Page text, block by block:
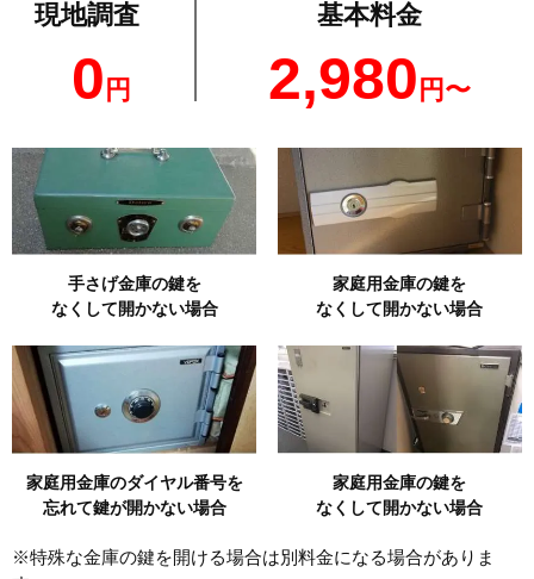
現地調査
0 円
基本料金
2,980 円〜
手さげ金庫の鍵を
なくして開かない場合
家庭用金庫の鍵を
なくして開かない場合
家庭用金庫のダイヤル番号を
忘れて鍵が開かない場合
家庭用金庫の鍵を
なくして開かない場合
※特殊な金庫の鍵を開ける場合は別料金になる場合がありま